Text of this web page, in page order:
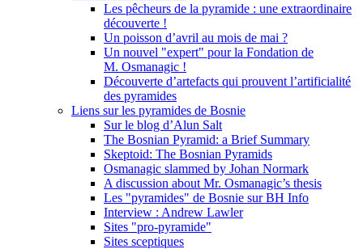
Les pêcheurs de la pyramide : une extraordinaire
découverte !
Un poisson d’avril au mois de mai ?
Un nouvel "expert" pour la Fondation de
M. Osmanagic !
Découverte d’artefacts qui prouvent l’artificialité
des pyramides
Liens sur les pyramides de Bosnie
Sur le blog d’Alun Salt
The Bosnian Pyramid: a Brief Summary
Skeptoid: The Bosnian Pyramids
Osmanagic slammed by Johan Normark
A discussion about Mr. Osmanagic’s thesis
Les "pyramides" de Bosnie sur BH Info
Interview : Andrew Lawler
Sites "pro-pyramide"
Sites sceptiques